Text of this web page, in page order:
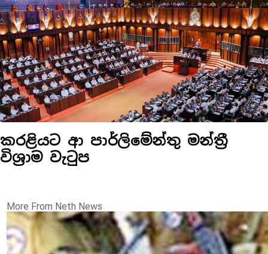
කරළියට ආ පාර්ලිමේන්තු මන්ත්‍රී
විශ්‍රාම වැටුප
More From Neth News